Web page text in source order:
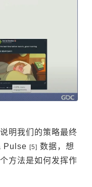
明我们的策略最终
Pulse [5] 数据，想
方法是如何发挥作